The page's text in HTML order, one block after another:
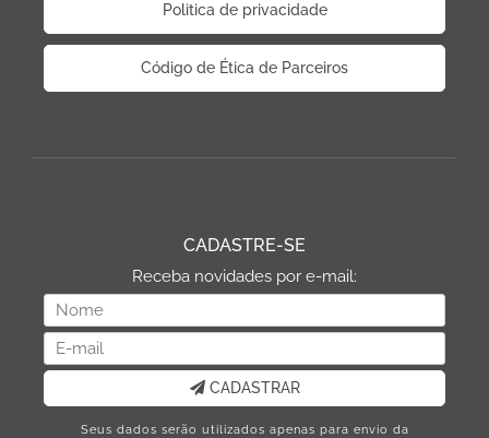
Politica de privacidade
Código de Ética de Parceiros
CADASTRE-SE
Receba novidades por e-mail:
CADASTRAR
Seus dados serão utilizados apenas para envio da